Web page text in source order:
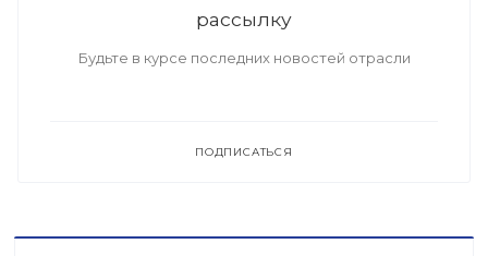
рассылку
Будьте в курсе последних новостей отрасли
ПОДПИСАТЬСЯ